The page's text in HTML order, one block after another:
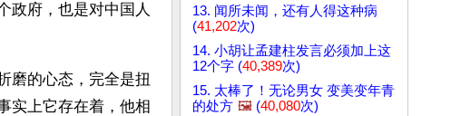
政府，也是对中国人
磨的心态，完全是扭
实上它存在着，他相
13. 闻所未闻，还有人得这种病
(41,202次)
14. 小胡让孟建柱发言必须加上这
12个字 (40,389次)
15. 太棒了！无论男女 变美变年青
的处方 🖼️ (40,080次)